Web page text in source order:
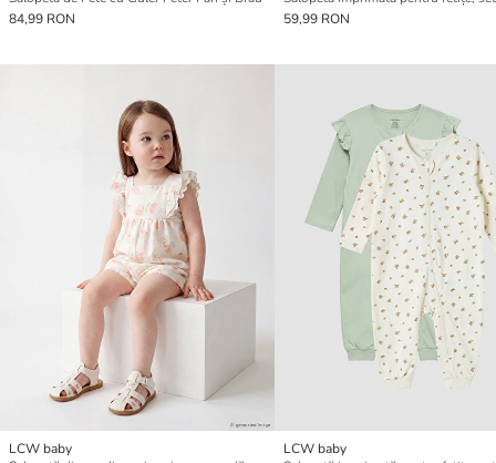
84,99 RON
59,99 RON
LCW baby
LCW baby